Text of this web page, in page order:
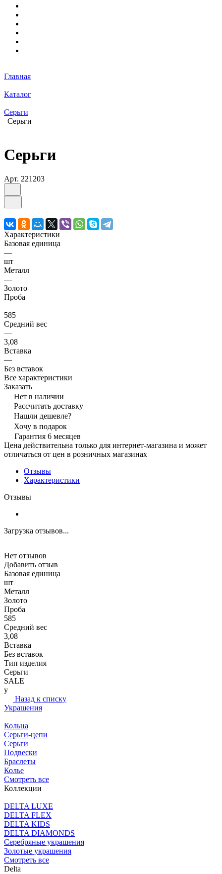
Главная
Каталог
Серьги
Серьги
Серьги
Арт. 221203
Характеристики
Базовая единица
—
шт
Металл
—
Золото
Проба
—
585
Средний вес
—
3,08
Вставка
—
Без вставок
Все характеристики
Заказать
Нет в наличии
Рассчитать доставку
Нашли дешевле?
Хочу в подарок
Гарантия 6 месяцев
Цена действительна только для интернет-магазина и может
отличаться от цен в розничных магазинах
Отзывы
Характеристики
Отзывы
Загрузка отзывов...
Нет отзывов
Добавить отзыв
Базовая единица
шт
Металл
Золото
Проба
585
Средний вес
3,08
Вставка
Без вставок
Тип изделия
Серьги
SALE
y
Назад к списку
Украшения
Кольца
Серьги-цепи
Серьги
Подвески
Браслеты
Колье
Смотреть все
Коллекции
DELTA LUXE
DELTA FLEX
DELTA KIDS
DELTA DIAMONDS
Серебряные украшения
Золотые украшения
Смотреть все
Delta